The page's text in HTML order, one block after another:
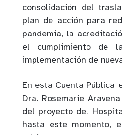
consolidación del
plan de acción para
pandemia, la
el cumplimiento de
implementación de
En esta Cuenta Pública
Dra. Rosemarie
del proyecto del
hasta este momento,